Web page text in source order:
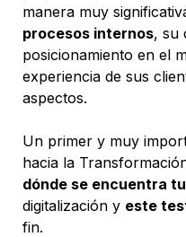
manera muy
procesos internos, su
posicionamiento en el
experiencia de sus
aspectos.
Un primer y muy
dónde se encuentra
digitalización y este
fin.